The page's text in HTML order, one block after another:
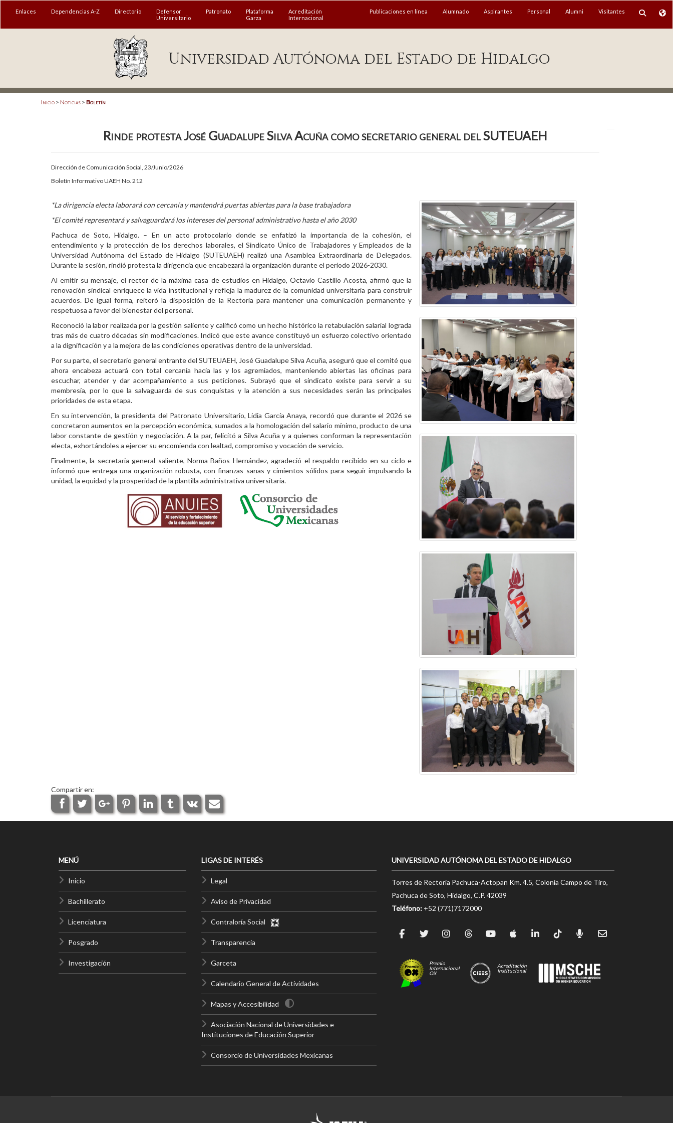
MENÚ
Acreditación Internacional
Enlaces Dependencias A-Z Directorio
Defensor
Universitario
Patronato
Plataforma
Garza
Acreditación
Internacional
Publicaciones en línea Alumnado Aspirantes Personal Alumni Visitantes
Universidad Autónoma del Estado de Hidalgo
Inicio > Noticias > Boletín
Rinde protesta José Guadalupe Silva Acuña como secretario general del SUTEUAEH
Dirección de Comunicación Social, 23/Junio/2026
Boletín Informativo UAEH No. 212
*La dirigencia electa laborará con cercanía y mantendrá puertas abiertas para la base trabajadora
*El comité representará y salvaguardará los intereses del personal administrativo hasta el año 2030
Pachuca de Soto, Hidalgo. – En un acto protocolario donde se enfatizó la importancia de la cohesión, el
entendimiento y la protección de los derechos laborales, el Sindicato Único de Trabajadores y Empleados de la
Universidad Autónoma del Estado de Hidalgo (SUTEUAEH) realizó una Asamblea Extraordinaria de Delegados.
Durante la sesión, rindió protesta la dirigencia que encabezará la organización durante el periodo 2026-2030.
Al emitir su mensaje, el rector de la máxima casa de estudios en Hidalgo, Octavio Castillo Acosta, afirmó que la
renovación sindical enriquece la vida institucional y refleja la madurez de la comunidad universitaria para construir
acuerdos. De igual forma, reiteró la disposición de la Rectoría para mantener una comunicación permanente y
respetuosa a favor del bienestar del personal.
Reconoció la labor realizada por la gestión saliente y calificó como un hecho histórico la retabulación salarial lograda
tras más de cuatro décadas sin modificaciones. Indicó que este avance constituyó un esfuerzo colectivo orientado
a la dignificación y a la mejora de las condiciones operativas dentro de la universidad.
Por su parte, el secretario general entrante del SUTEUAEH, José Guadalupe Silva Acuña, aseguró que el comité que
ahora encabeza actuará con total cercanía hacia las y los agremiados, manteniendo abiertas las oficinas para
escuchar, atender y dar acompañamiento a sus peticiones. Subrayó que el sindicato existe para servir a su
membresía, por lo que la salvaguarda de sus conquistas y la atención a sus necesidades serán las principales
prioridades de esta etapa.
En su intervención, la presidenta del Patronato Universitario, Lidia García Anaya, recordó que durante el 2026 se
concretaron aumentos en la percepción económica, sumados a la homologación del salario mínimo, producto de una
labor constante de gestión y negociación. A la par, felicitó a Silva Acuña y a quienes conforman la representación
electa, exhortándoles a ejercer su encomienda con lealtad, compromiso y vocación de servicio.
Finalmente, la secretaria general saliente, Norma Baños Hernández, agradeció el respaldo recibido en su ciclo e
informó que entrega una organización robusta, con finanzas sanas y cimientos sólidos para seguir impulsando la
unidad, la equidad y la prosperidad de la plantilla administrativa universitaria.
Compartir en:
MENÚ
Inicio
Bachillerato
Licenciatura
Posgrado
Investigación
LIGAS DE INTERÉS
Legal
Aviso de Privacidad
Contraloría Social
Transparencia
Garceta
Calendario General de Actividades
Mapas y Accesibilidad
Asociación Nacional de Universidades e
Instituciones de Educación Superior
Consorcio de Universidades Mexicanas
UNIVERSIDAD AUTÓNOMA DEL ESTADO DE HIDALGO
Torres de Rectoría Pachuca-Actopan Km. 4.5, Colonia Campo de Tiro,
Pachuca de Soto, Hidalgo, C.P. 42039
Teléfono: +52 (771)7172000
Premio
Internacional
OX
Acreditación
Institucional